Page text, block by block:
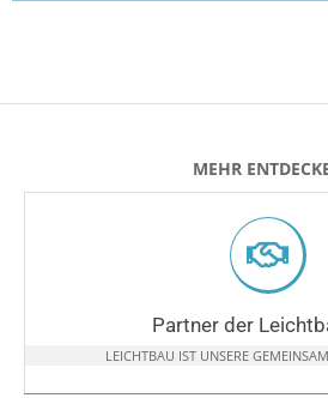
MEHR
Partner der
LEICHTBAU IST UNSERE